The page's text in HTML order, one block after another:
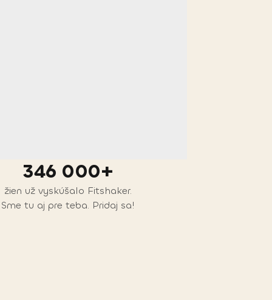
346 000+
žien už vyskúšalo Fitshaker.
Sme tu aj pre teba. Pridaj sa!